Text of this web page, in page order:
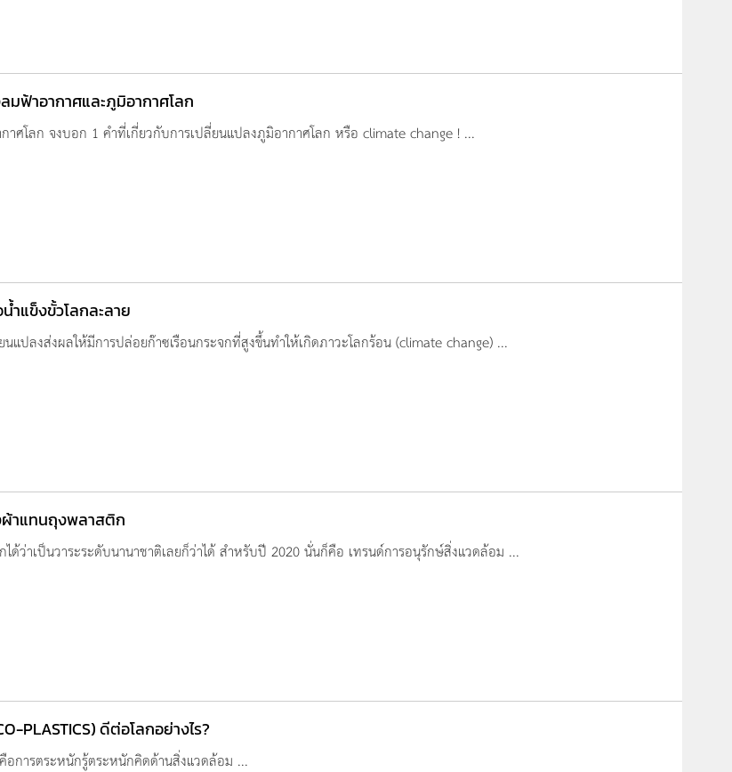
มฟ้าอากาศและภูมิอากาศโลก
าศโลก จงบอก 1 คำที่เกี่ยวกับการเปลี่ยนแปลงภูมิอากาศโลก หรือ climate change ! ...
น้ำแข็งขั้วโลกละลาย
แปลงส่งผลให้มีการปล่อยก๊าซเรือนกระจกที่สูงขึ้นทำให้เกิดภาวะโลกร้อน (climate change) ...
ผ้าแทนถุงพลาสติก
ได้ว่าเป็นวาระระดับนานาชาติเลยก็ว่าได้ สำหรับปี 2020 นั่นก็คือ เทรนด์การอนุรักษ์สิ่งแวดล้อม ...
PLASTICS) ดีต่อโลกอย่างไร?
อการตระหนักรู้ตระหนักคิดด้านสิ่งแวดล้อม ...